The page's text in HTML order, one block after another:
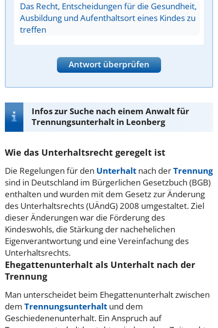
Das Recht, Entscheidungen für die Gesundheit,
Ausbildung und Aufenthaltsort eines Kindes zu
treffen
Antwort überprüfen
Infos zur Suche nach einem Anwalt für
Trennungsunterhalt in Leonberg
Wie das Unterhaltsrecht geregelt ist
Die Regelungen für den Unterhalt nach derTrennung
sind in Deutschland im Bürgerlichen Gesetzbuch (BGB)
enthalten und wurden mit dem Gesetz zur Änderung
des Unterhaltsrechts (UÄndG) 2008 umgestaltet. Ziel
dieser Änderungen war die Förderung des
Kindeswohls, die Stärkung der nachehelichen
Eigenverantwortung und eine Vereinfachung des
Unterhaltsrechts.
Ehegattenunterhalt als Unterhalt nach der
Trennung
Man unterscheidet beim Ehegattenunterhalt zwischen
dem Trennungsunterhalt und dem
Geschiedenenunterhalt. Ein Anspruch auf